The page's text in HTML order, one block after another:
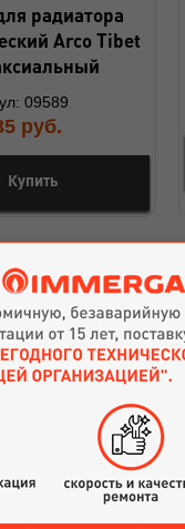
радиатора
Arco Tibet
09589
руб.
Купить